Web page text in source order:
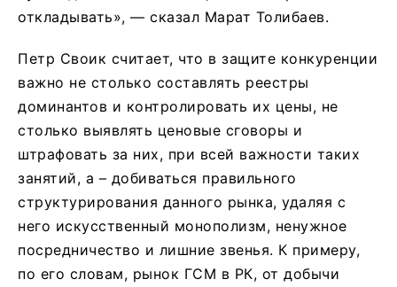
откладывать», — сказал Марат Толибаев.
Петр Своик считает, что в защите конкуренции
важно не столько составлять реестры
доминантов и контролировать их цены, не
столько выявлять ценовые сговоры и
штрафовать за них, при всей важности таких
занятий, а – добиваться правильного
структурирования данного рынка, удаляя с
него искусственный монополизм, ненужное
посредничество и лишние звенья. К примеру,
по его словам, рынок ГСМ в РК, от добычи